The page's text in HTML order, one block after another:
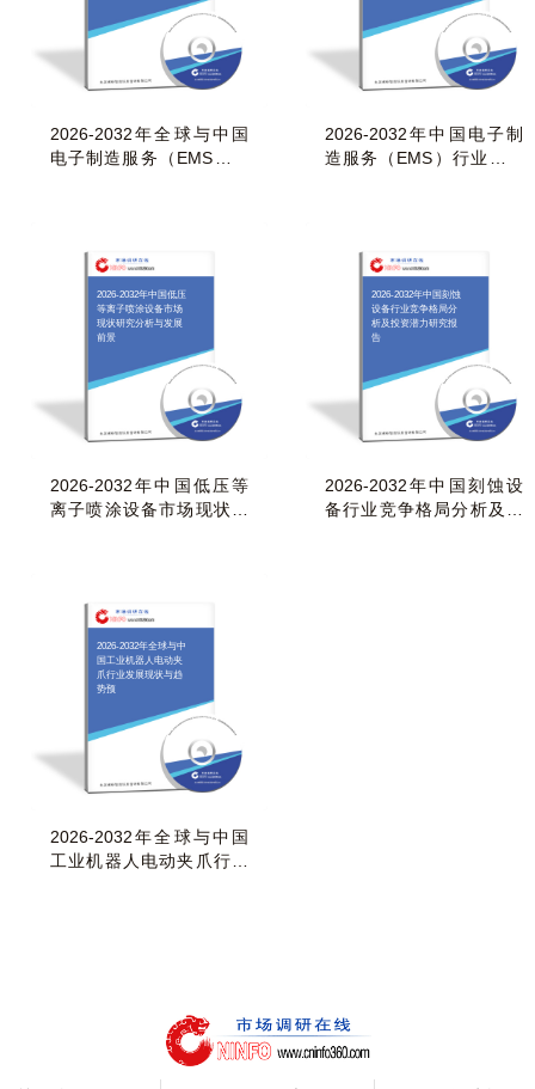
2026-2032年全球与中国
电子制造服务（EMS）市
2026-2032年中国电子制
造服务（EMS）行业市场
2026-2032年中国低压
等离子喷涂设备市场
现状研究分析与发展
前景
2026-2032年中国低压等
离子喷涂设备市场现状研
2026-2032年中国刻蚀
设备行业竞争格局分
析及投资潜力研究报
告
2026-2032年中国刻蚀设
备行业竞争格局分析及投
2026-2032年全球与中
国工业机器人电动夹
爪行业发展现状与趋
势预
2026-2032年全球与中国
工业机器人电动夹爪行业